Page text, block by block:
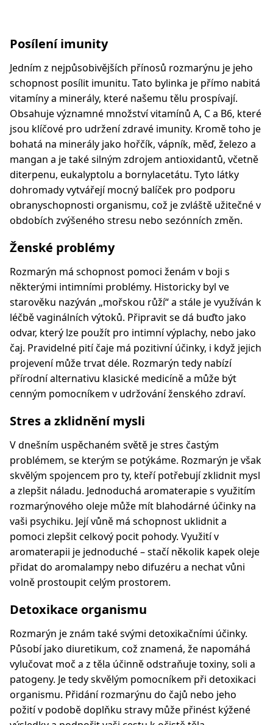
Posílení imunity
Jedním z nejpůsobivějších přínosů rozmarýnu je jeho
schopnost posílit imunitu. Tato bylinka je přímo nabitá
vitamíny a minerály, které našemu tělu prospívají.
Obsahuje významné množství vitamínů A, C a B6, které
jsou klíčové pro udržení zdravé imunity. Kromě toho je
bohatá na minerály jako hořčík, vápník, měď, železo a
mangan a je také silným zdrojem antioxidantů, včetně
diterpenu, eukalyptolu a bornylacetátu. Tyto látky
dohromady vytvářejí mocný balíček pro podporu
obranyschopnosti organismu, což je zvláště užitečné v
obdobích zvýšeného stresu nebo sezónních změn.
Ženské problémy
Rozmarýn má schopnost pomoci ženám v boji s
některými intimními problémy. Historicky byl ve
starověku nazýván „mořskou růží“ a stále je využíván k
léčbě vaginálních výtoků. Připravit se dá buďto jako
odvar, který lze použít pro intimní výplachy, nebo jako
čaj. Pravidelné pití čaje má pozitivní účinky, i když jejich
projevení může trvat déle. Rozmarýn tedy nabízí
přírodní alternativu klasické medicíně a může být
cenným pomocníkem v udržování ženského zdraví.
Stres a zklidnění mysli
V dnešním uspěchaném světě je stres častým
problémem, se kterým se potýkáme. Rozmarýn je však
skvělým spojencem pro ty, kteří potřebují zklidnit mysl
a zlepšit náladu. Jednoduchá aromaterapie s využitím
rozmarýnového oleje může mít blahodárné účinky na
vaši psychiku. Její vůně má schopnost uklidnit a
pomoci zlepšit celkový pocit pohody. Využití v
aromaterapii je jednoduché – stačí několik kapek oleje
přidat do aromalampy nebo difuzéru a nechat vůni
volně prostoupit celým prostorem.
Detoxikace organismu
Rozmarýn je znám také svými detoxikačními účinky.
Působí jako diuretikum, což znamená, že napomáhá
vylučovat moč a z těla účinně odstraňuje toxiny, soli a
patogeny. Je tedy skvělým pomocníkem při detoxikaci
organismu. Přidání rozmarýnu do čajů nebo jeho
požití v podobě doplňku stravy může přinést kýžené